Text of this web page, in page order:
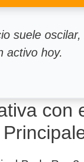
suele
activo hoy.
con